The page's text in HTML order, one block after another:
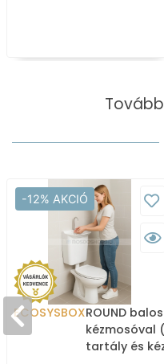
-12% AKCIÓ
ECOSYSBOXROUND
kézmosóval
tartály és